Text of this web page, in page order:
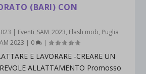
(BARI) CON
Eventi_SAM_2023, Flash mob, Puglia
2023 0 |
E LAVORARE -CREARE UN
ALLATTAMENTO Promosso